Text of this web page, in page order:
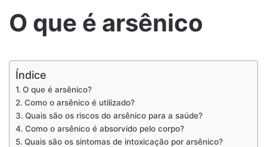
O que é arsênico
Índice
O que é arsênico?
Como o arsênico é utilizado?
Quais são os riscos do arsênico para a saúde?
Como o arsênico é absorvido pelo corpo?
Quais são os sintomas de intoxicação por arsênico?